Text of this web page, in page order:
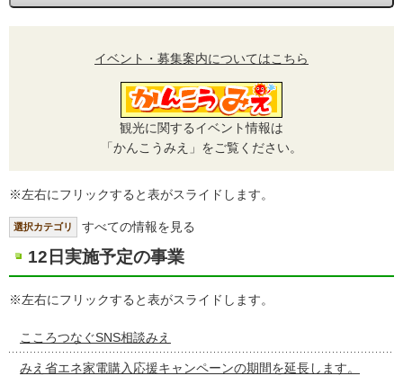
イベント・募集案内についてはこちら
観光に関するイベント情報は
「かんこうみえ」をご覧ください。
※左右にフリックすると表がスライドします。
選択カテゴリ すべての情報を見る
12日実施予定の事業
※左右にフリックすると表がスライドします。
こころつなぐSNS相談みえ
みえ省エネ家電購入応援キャンペーンの期間を延長します。